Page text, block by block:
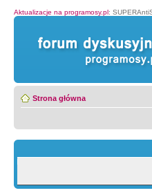
Aktualizacje na programosy.pl:
Strona główna